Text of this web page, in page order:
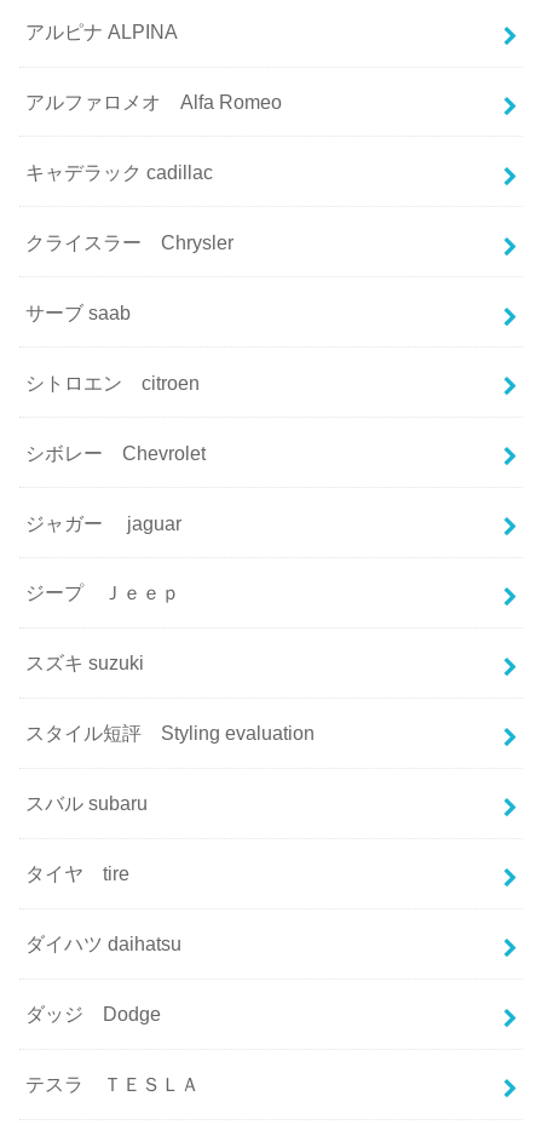
アルピナ ALPINA
アルファロメオ Alfa Romeo
キャデラック cadillac
クライスラー Chrysler
サーブ saab
シトロエン citroen
シボレー Chevrolet
ジャガー jaguar
ジープ Ｊｅｅｐ
スズキ suzuki
スタイル短評 Styling evaluation
スバル subaru
タイヤ tire
ダイハツ daihatsu
ダッジ Dodge
テスラ ＴＥＳＬＡ